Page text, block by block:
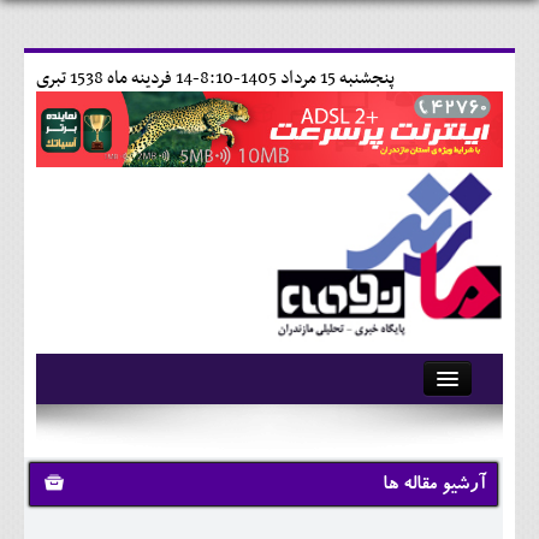
14 فردينه ماه 1538 تبری پنجشنبه 15 مرداد 1405-8:10-
آرشیو
تماس با ما
وبلاگ
آرشیو مقاله ها